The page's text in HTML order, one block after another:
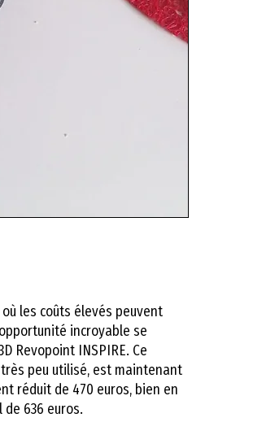
les coûts élevés peuvent
incroyable se
Revopoint INSPIRE. Ce
peu utilisé, est maintenant
réduit de 470 euros, bien en
636 euros.